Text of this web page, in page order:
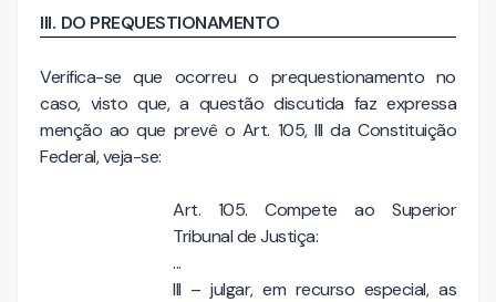
III. DO PREQUESTIONAMENTO
Verifica-se que ocorreu o prequestionamento no
caso, visto que, a questão discutida faz expressa
menção ao que prevê o Art. 105, III da Constituição
Federal, veja-se:
Art. 105. Compete ao Superior
Tribunal de Justiça:
...
III – julgar, em recurso especial, as